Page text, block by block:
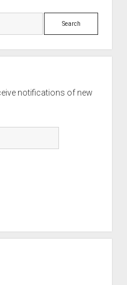
Search
notifications of new